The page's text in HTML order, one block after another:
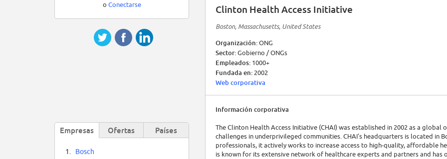
Clinton Health Access Initiative
Boston, Massachusetts, United States
Organización:ONG
Sector:Gobierno / ONGs
Empleados: 1000+
Fundada en: 2002
Web corporativa
Información corporativa
The Clinton Health Access Initiative (CHAI) was established in 2002 as a
challenges in underprivileged communities. CHAI's headquarters is located in
professionals, it actively works to increase access to high-quality, affordable
is known for its extensive network of healthcare experts and partners and has
o Conectarse
Empresas Ofertas Países
1.
Bosch